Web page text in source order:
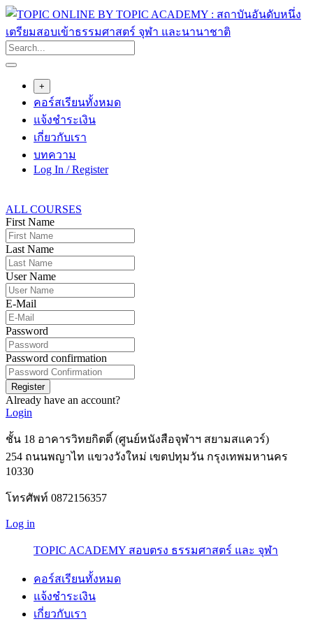
Skip
content
+
คอร์สเรียนทั้งหมด
แจ้งชำระเงิน
เกี่ยวกับเรา
บทความ
Log In / Register
ALL COURSES
First Name
Last Name
User Name
E-Mail
Password
Password confirmation
Register
Already have an account?
Login
ชั้น 18 อาคารวิทยกิตติ์ (ศูนย์หนังสือจุฬาฯ สยามสแควร์)
254 ถนนพญาไท แขวงวังใหม่ เขตปทุมวัน กรุงเทพมหานคร
10330
โทรศัพท์ 0872156357
Log in
TOPIC ACADEMY สอบตรง ธรรมศาสตร์ และ จุฬา
คอร์สเรียนทั้งหมด
แจ้งชำระเงิน
เกี่ยวกับเรา